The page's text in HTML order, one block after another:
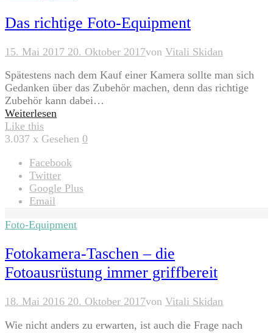
Das richtige Foto-Equipment
15. Mai 2017 20. Oktober 2017von Vitali Skidan
Spätestens nach dem Kauf einer Kamera sollte man sich
Gedanken über das Zubehör machen, denn das richtige
Zubehör kann dabei…
Weiterlesen
Like this
3.037 x Gesehen 0
Facebook
Twitter
Google Plus
Email
Foto-Equipment
Fotokamera-Taschen – die
Fotoausrüstung immer griffbereit
18. Mai 2016 20. Oktober 2017von Vitali Skidan
Wie nicht anders zu erwarten, ist auch die Frage nach